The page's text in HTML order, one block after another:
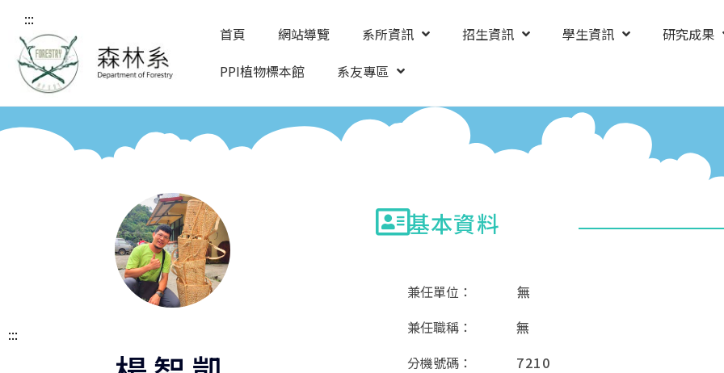
:::
首頁
網站導覽 系所資訊 招生資訊 學生資訊
研究成果
PPI植物標本館
系友專區
:::
基本資料
兼任單位：
無
兼任職稱：
無
分機號碼：
7210